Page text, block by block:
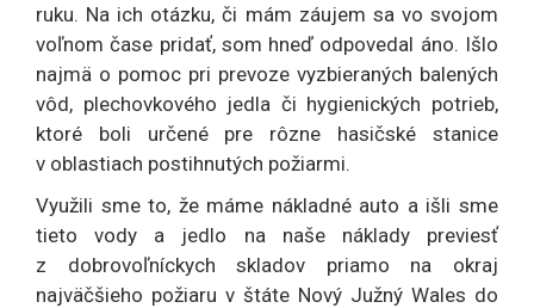
ruku. Na ich otázku, či mám záujem sa vo svojom
voľnom čase pridať, som hneď odpovedal áno. Išlo
najmä o pomoc pri prevoze vyzbieraných balených
vôd, plechovkového jedla či hygienických potrieb,
ktoré boli určené pre rôzne hasičské stanice
v oblastiach postihnutých požiarmi.
Využili sme to, že máme nákladné auto a išli sme
tieto vody a jedlo na naše náklady previesť
z dobrovoľníckych skladov priamo na okraj
najväčšieho požiaru v štáte Nový Južný Wales do